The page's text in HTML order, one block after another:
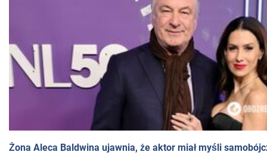
Żona Aleca Baldwina ujawnia, że aktor miał myśli